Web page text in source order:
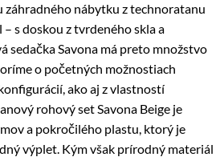
záhradného nábytku z technoratanu
s doskou z tvrdeného skla a
sedačka Savona má preto množstvo
o početných možnostiach
ako aj z vlastností
rohový set Savona Beige je
a pokročilého plastu, ktorý je
výplet. Kým však prírodný materiál